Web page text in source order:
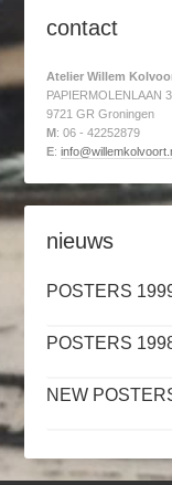
contact
Atelier Willem
PAPIERMOLENLAAN
9721 GR Groningen
M : 06 - 42252879
E:
nieuws
POSTERS
POSTERS
NEW